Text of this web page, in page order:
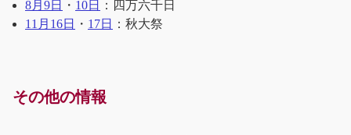
8月9日
・ 10日
：四万六千日
11月16日
・ 17日 ：秋大祭
その他の情報